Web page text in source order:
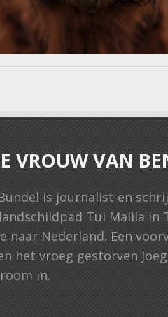
VROUW VAN
is journalist en
Tui Malila
naar Nederland. Een
het vroeg gestorven
in.